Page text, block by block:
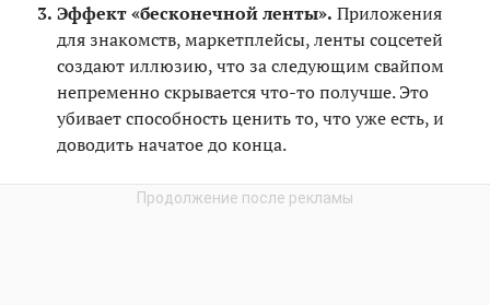
Эффект «бесконечной ленты». Приложения
для знакомств, маркетплейсы, ленты соцсетей
создают иллюзию, что за следующим свайпом
непременно скрывается что-то получше. Это
убивает способность ценить то, что уже есть, и
доводить начатое до конца.